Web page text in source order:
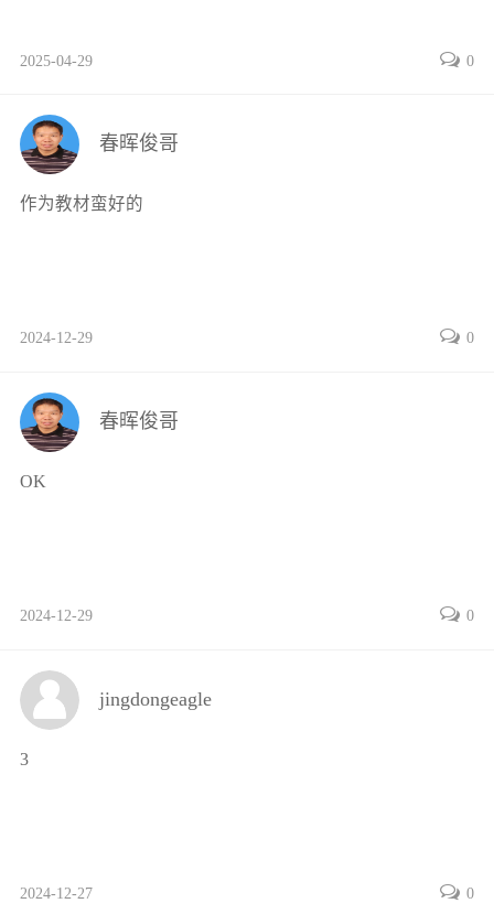
2025-04-29 0
春晖俊哥
作为教材蛮好的
2024-12-29 0
春晖俊哥
OK
2024-12-29 0
jingdongeagle
3
2024-12-27 0